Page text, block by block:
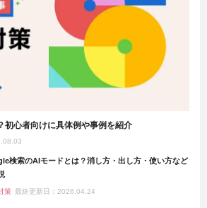
初心者向けに具体例や事例を紹介
検索のAIモードとは？消し方・出し方・使い方など
策 最終更新日：2026.04.24